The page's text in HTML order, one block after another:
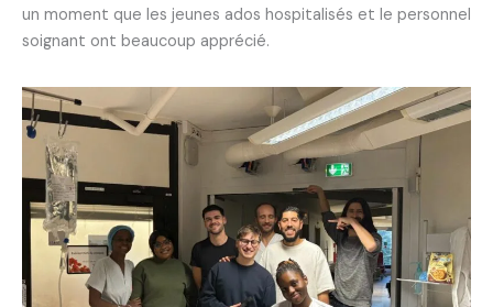
un moment que les jeunes ados hospitalisés et le personnel
soignant ont beaucoup apprécié.